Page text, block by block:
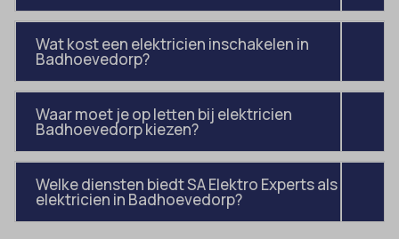
Wat kost een elektricien inschakelen in
Badhoevedorp?
Waar moet je op letten bij elektricien
Badhoevedorp kiezen?
Welke diensten biedt SA Elektro Experts als
elektricien in Badhoevedorp?
mhcookie
sessionId
timezone
wordpress_logged_in_*
wordpress_test_cookie
cc_cookie_accept
cli_cookie_consent
cookie_permission_granted
cookies_accepted
cookiesEnabled
domain
et-editing-post-*